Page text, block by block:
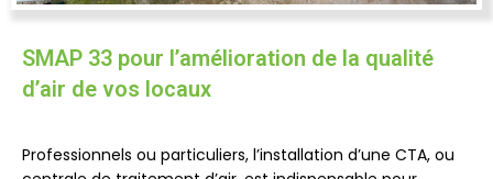
SMAP 33 pour l’amélioration de la qualité
d’air de vos locaux
Professionnels ou particuliers, l’installation d’une CTA, ou